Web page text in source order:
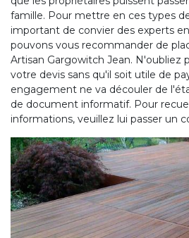
famille. Pour mettre en ces types
important de convier des experts
pouvons vous recommander de
Artisan Gargowitch Jean. N'oubliez
votre devis sans qu'il soit utile de
engagement ne va découler de
de document informatif. Pour
informations, veuillez lui passer un